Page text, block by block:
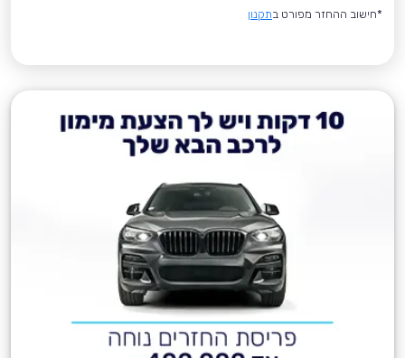
*חישוב ההחזר מפורט בתקנון